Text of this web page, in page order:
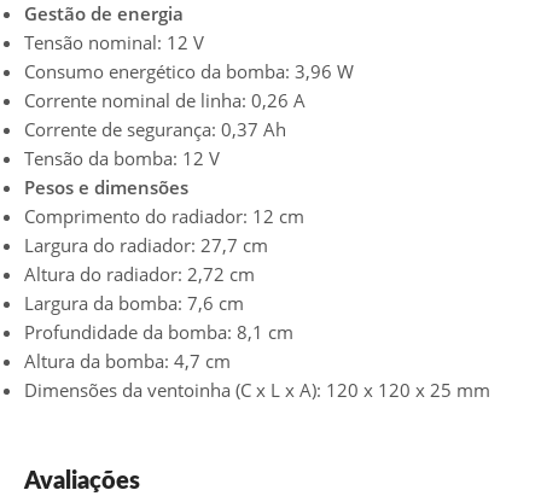
Gestão de energia
Tensão nominal: 12 V
Consumo energético da bomba: 3,96 W
Corrente nominal de linha: 0,26 A
Corrente de segurança: 0,37 Ah
Tensão da bomba: 12 V
Pesos e dimensões
Comprimento do radiador: 12 cm
Largura do radiador: 27,7 cm
Altura do radiador: 2,72 cm
Largura da bomba: 7,6 cm
Profundidade da bomba: 8,1 cm
Altura da bomba: 4,7 cm
Dimensões da ventoinha (C x L x A): 120 x 120 x 25 mm
Avaliações